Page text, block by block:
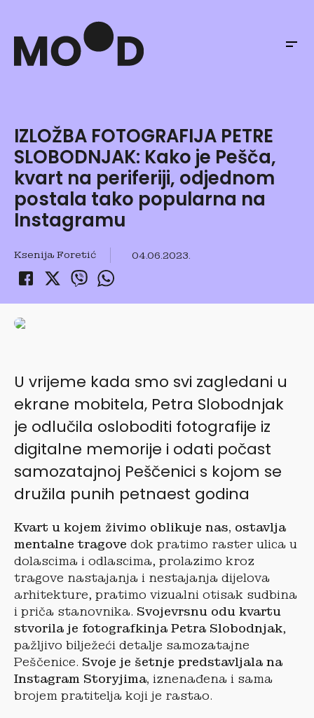
IZLOŽBA FOTOGRAFIJA PETRE
SLOBODNJAK: Kako je Pešča,
kvart na periferiji, odjednom
postala tako popularna na
Instagramu
Ksenija Foretić 04.06.2023.
U vrijeme kada smo svi zagledani u
ekrane mobitela, Petra Slobodnjak
je odlučila osloboditi fotografije iz
digitalne memorije i odati počast
samozatajnoj Peščenici s kojom se
družila punih petnaest godina
Kvart u kojem živimo oblikuje nas, ostavlja
mentalne tragove dok pratimo raster ulica u
dolascima i odlascima, prolazimo kroz
tragove nastajanja i nestajanja dijelova
arhitekture, pratimo vizualni otisak sudbina
i priča stanovnika. Svojevrsnu odu kvartu
stvorila je fotografkinja Petra Slobodnjak,
pažljivo bilježeći detalje samozatajne
Peščenice. Svoje je šetnje predstavljala na
Instagram Storyjima, iznenađena i sama
brojem pratitelja koji je rastao.